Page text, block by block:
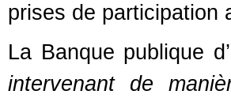
prises de participation
La Banque publique
intervenant de